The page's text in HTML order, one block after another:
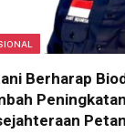
Berharap